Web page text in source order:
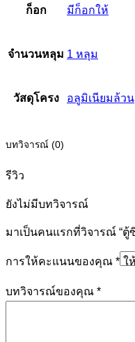
ก็อก มีก็อกให้
จำนวนหลุม 1 หลุม
วัสดุโครง อลูมิเนียมล้วน
บทวิจารณ์ (0)
รีวิว
ยังไม่มีบทวิจารณ์
มาเป็นคนแรกที่วิจารณ์ “ตู้
การให้คะแนนของคุณ *
บทวิจารณ์ของคุณ *